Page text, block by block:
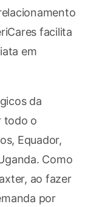
facilita
em
da
todo o
Equador,
Como
ao fazer
por